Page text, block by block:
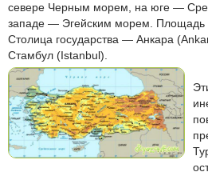
севере Черным морем, на юге —
западе — Эгейским морем. Площадь
Столица государства — Анкара
Стамбул (Istanbul).